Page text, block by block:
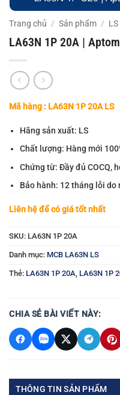
Trang chủ / Sản phẩm / LS
LA63N 1P 20A |
Mã hàng : LA63N 1P 20A LS
Hãng sản xuất: LS
Chất lượng: Hàng mới
Chứng từ: Đầy đủ COCQ,
Bảo hành: 12 tháng lỗi do
Liên hệ để có giá tốt nhất
SKU: LA63N 1P 20A
Danh mục: MCB LA63N LS
Thẻ: LA63N 1P 20A, LA63N 1P
CHIA SẺ BÀI VIẾT NÀY:
THÔNG TIN SẢN PHẨM